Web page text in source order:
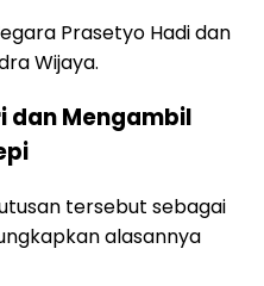
Prasetyo Hadi dan
Wijaya.
dan Mengambil
tersebut sebagai
alasannya